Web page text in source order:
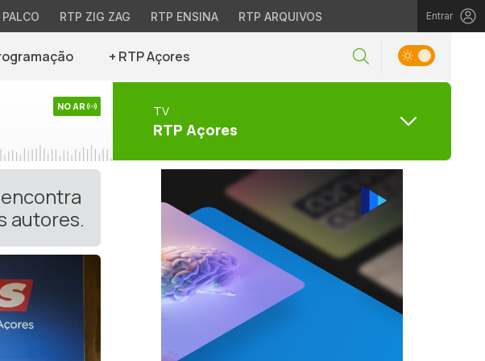
RTP ZIG ZAG RTP ENSINA RTP ARQUIVOS Entrar
+ RTP Açores
NO AR TV
RTP Açores
autores.